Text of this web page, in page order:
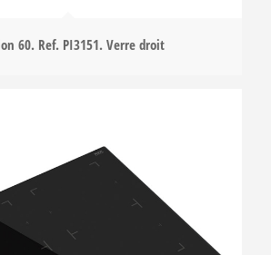
60. Ref. PI3151. Verre droit